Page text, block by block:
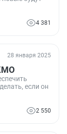
4 381
28 января 2025
если он
2 550